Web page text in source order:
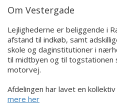
Om Vestergade
Lejlighederne er beliggende i
afstand til indkøb, samt
skole og daginstitutioner i
til midtbyen og til togstationen
motorvej.
Afdelingen har lavet en
mere her